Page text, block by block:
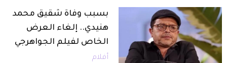
بسبب وفاة شقيق محمد
هنيدي.. إلغاء العرض
الخاص لفيلم الجواهرجي
أفلام